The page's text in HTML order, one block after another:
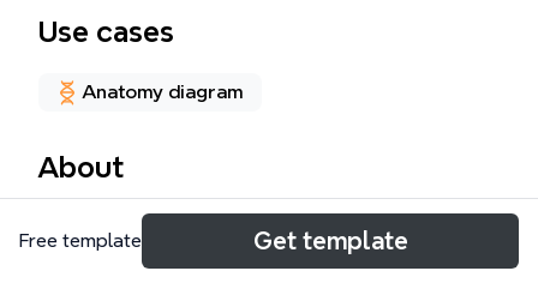
Use cases
Anatomy diagram
About
ICF Core Set for STROKE 템플릿은 뇌졸중 환자의 기
능 평가를 위해 국제 기능·장애·건강 분류(ICF) 체계를
Free template Get template